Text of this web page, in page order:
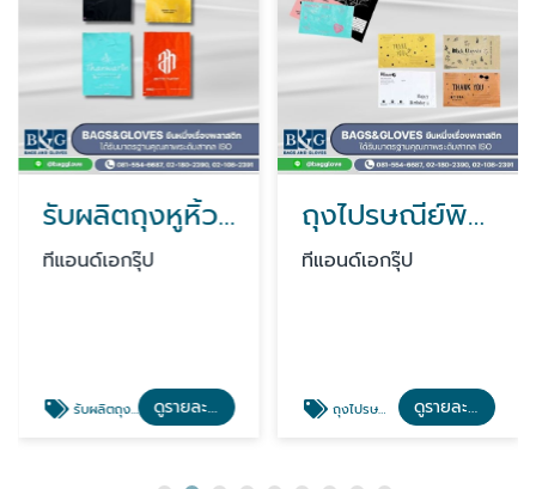
รับผลิตถุงหูหิ้วพิมพ์โลโก้
ทีแอนด์เอกรุ๊ป
รับผลิตถุงหูหิ้วพิมพ์โลโก้ ดูรายละเอียด
ถุงไปรษณีย์พิมพ์ลาย
ทีแอนด์เอกรุ๊ป
ถุงไปรษณีย์พิมพ์ลาย ดูรายละเอียด